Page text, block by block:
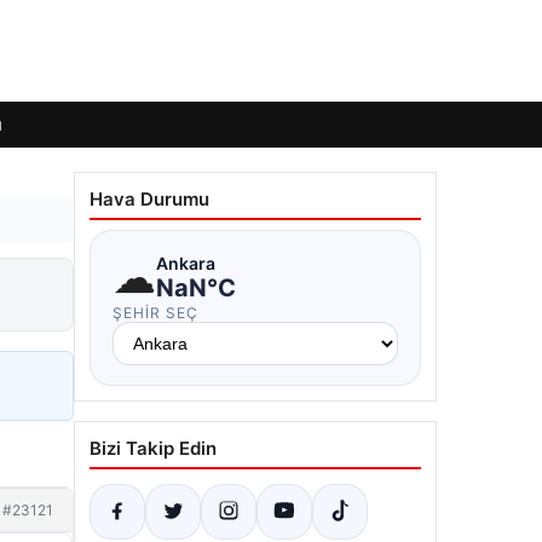
#23121
Hava Durumu
☁Ankara
NaN°C
ŞEHIR SEÇ
Bizi Takip Edin